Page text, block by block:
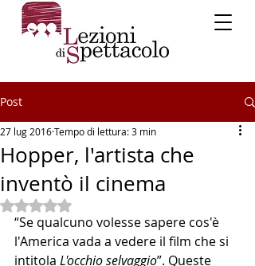
Post
Hopper, l'artista che
inventò il cinema
27 lug 2016Tempo di lettura: 3 min
Valutazione NaN stelle su 5.
“Se qualcuno volesse sapere cos'è
l'America vada a vedere il film che si
intitola L'occhio selvaggio”. Queste